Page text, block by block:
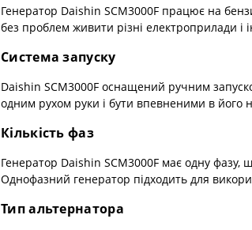
Генератор Daishin SCM3000F працює на
без проблем живити різні електроприлади і
Система запуску
Daishin SCM3000F оснащений ручним
одним рухом руки і бути впевненими в його
Кількість фаз
Генератор Daishin SCM3000F має одну фазу,
Однофазний генератор підходить для
Тип альтернатора